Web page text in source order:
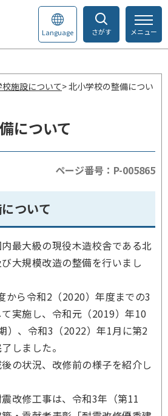
さがす
Language メニュー
校施設について> 北小学校の整備につい
について
ページ番号：P-005865
ついて
最大級の現役木造校舎である北
大規模改造の整備を行いまし
から令和2（2020）年度までの3
実施し、令和元（2019）年10
）、令和3（2022）年1月に第2
しました。
の状況、改修前の様子を紹介し
改修工事は、令和3年（第11